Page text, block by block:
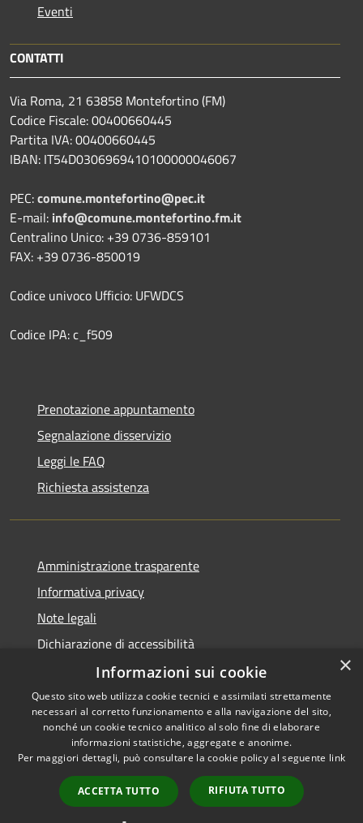
Eventi
CONTATTI
Via Roma, 21 63858 Montefortino (FM)
Codice Fiscale: 00400660445
Partita IVA: 00400660445
IBAN: IT54D0306969410100000046067
PEC:comune.montefortino@pec.it
E-mail: info@comune.montefortino.fm.it
Centralino Unico: +39 0736-859101
FAX: +39 0736-850019
Codice univoco Ufficio: UFWDCS
Codice IPA: c_f509
Prenotazione appuntamento
Segnalazione disservizio
Leggi le FAQ
Richiesta assistenza
Amministrazione trasparente
Informativa privacy
Note legali
Dichiarazione di accessibilità
Accessibilità
Privacy
Mappa del sito
Copyright © 2026 • Comune di
Montefortino • Powered by
Municipium•Accesso
redazione
×
Informazioni sui cookie
Questo sito web utilizza cookie tecnici e assimilati strettamente
necessari al corretto funzionamento e alla navigazione del sito,
nonché un cookie tecnico analitico al solo fine di elaborare
informazioni statistiche, aggregate e anonime.
Per maggiori dettagli, può consultare la cookie policy al seguente link
ACCETTA TUTTO RIFIUTA TUTTO